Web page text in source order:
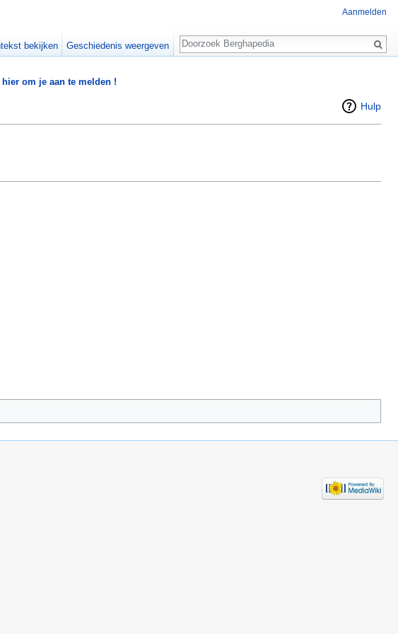
hier om je aan te melden !
Hulp
Aanmelden
bekijken Geschiedenis weergeven
Zoeken